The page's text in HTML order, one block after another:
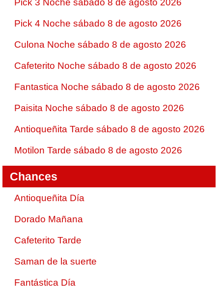
Pick 3 Noche sábado 8 de agosto 2026
Pick 4 Noche sábado 8 de agosto 2026
Culona Noche sábado 8 de agosto 2026
Cafeterito Noche sábado 8 de agosto 2026
Fantastica Noche sábado 8 de agosto 2026
Paisita Noche sábado 8 de agosto 2026
Antioqueñita Tarde sábado 8 de agosto 2026
Motilon Tarde sábado 8 de agosto 2026
Chances
Antioqueñita Día
Dorado Mañana
Cafeterito Tarde
Saman de la suerte
Fantástica Día